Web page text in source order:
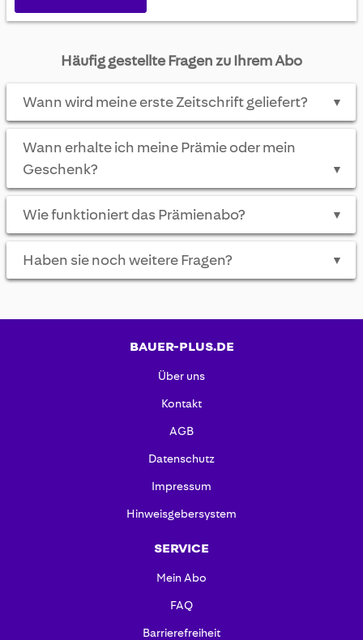
Häufig gestellte Fragen zu Ihrem Abo
Wann wird meine erste Zeitschrift geliefert? ▼
Wann erhalte ich meine Prämie oder mein
Geschenk?
▼
Wie funktioniert das Prämienabo? ▼
Haben sie noch weitere Fragen? ▼
BAUER-PLUS.DE
Über uns
Kontakt
AGB
Datenschutz
Impressum
Hinweisgebersystem
SERVICE
Mein Abo
FAQ
Barrierefreiheit